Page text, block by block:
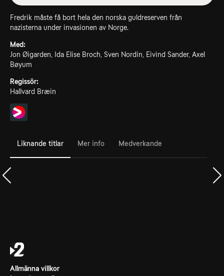
Fredrik måste få bort hela den norska guldreserven från
nazisterna under invasionen av Norge.
Med:
Jon Øigarden, Ida Elise Broch, Sven Nordin, Eivind Sander, Axel
Bøyum
Regissör:
Hallvard Bræin
Liknande titlar Mer info Medverkande
Allmänna villkor